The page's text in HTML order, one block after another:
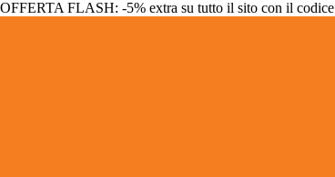
OFFERTA FLASH: -5% extra su tutto il sito con il codice